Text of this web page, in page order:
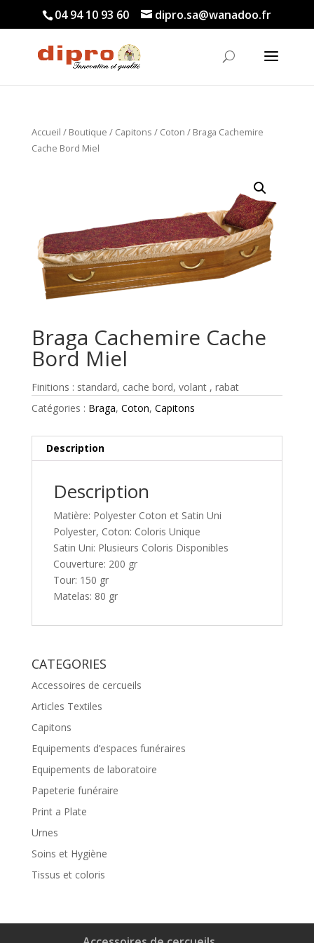
04 94 10 93 60 dipro.sa@wanadoo.fr
Accueil / Boutique / Capitons / Coton / Braga Cachemire
Cache Bord Miel
Braga Cachemire Cache
Bord Miel
Finitions : standard, cache bord, volant , rabat
Catégories : Braga, Coton, Capitons
Description
Description
Matière: Polyester Coton et Satin Uni
Polyester, Coton: Coloris Unique
Satin Uni: Plusieurs Coloris Disponibles
Couverture: 200 gr
Tour: 150 gr
Matelas: 80 gr
CATEGORIES
Accessoires de cercueils
Articles Textiles
Capitons
Equipements d’espaces funéraires
Equipements de laboratoire
Papeterie funéraire
Print a Plate
Urnes
Soins et Hygiène
Tissus et coloris